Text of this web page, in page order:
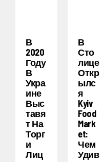
В
2020
Году
В
Укра
Ине
Выс
Тавя
Т На
Торг
И
Лиц
В
Сто
Лице
Откр
Ылс
Я
Kyiv
Food
Mark
Et:
Чем
Удив